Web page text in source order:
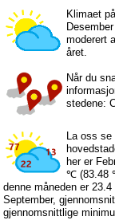
Klimaet
moderert
året.
Når du
stedene:
La oss
her er
℃ (83.48
denne måneden er
September,
gjennomsnittlige